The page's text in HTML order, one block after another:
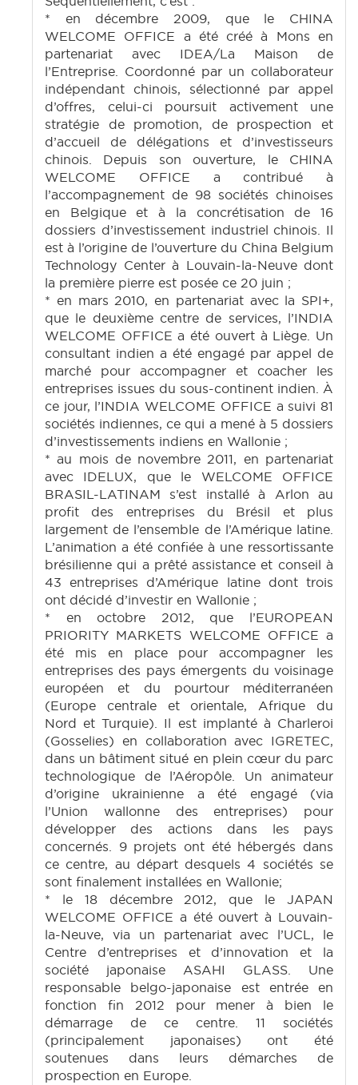
* en décembre 2009, que le CHINA
WELCOME OFFICE a été créé à Mons en
partenariat avec IDEA/La Maison de
l’Entreprise. Coordonné par un collaborateur
indépendant chinois, sélectionné par appel
d’offres, celui-ci poursuit activement une
stratégie de promotion, de prospection et
d’accueil de délégations et d’investisseurs
chinois. Depuis son ouverture, le CHINA
WELCOME OFFICE a contribué à
l’accompagnement de 98 sociétés chinoises
en Belgique et à la concrétisation de 16
dossiers d’investissement industriel chinois. Il
est à l’origine de l’ouverture du China Belgium
Technology Center à Louvain-la-Neuve dont
la première pierre est posée ce 20 juin ;
* en mars 2010, en partenariat avec la SPI+,
que le deuxième centre de services, l’INDIA
WELCOME OFFICE a été ouvert à Liège. Un
consultant indien a été engagé par appel de
marché pour accompagner et coacher les
entreprises issues du sous-continent indien. À
ce jour, l’INDIA WELCOME OFFICE a suivi 81
sociétés indiennes, ce qui a mené à 5 dossiers
d’investissements indiens en Wallonie ;
* au mois de novembre 2011, en partenariat
avec IDELUX, que le WELCOME OFFICE
BRASIL-LATINAM s’est installé à Arlon au
profit des entreprises du Brésil et plus
largement de l’ensemble de l’Amérique latine.
L’animation a été confiée à une ressortissante
brésilienne qui a prêté assistance et conseil à
43 entreprises d’Amérique latine dont trois
ont décidé d’investir en Wallonie ;
* en octobre 2012, que l’EUROPEAN
PRIORITY MARKETS WELCOME OFFICE a
été mis en place pour accompagner les
entreprises des pays émergents du voisinage
européen et du pourtour méditerranéen
(Europe centrale et orientale, Afrique du
Nord et Turquie). Il est implanté à Charleroi
(Gosselies) en collaboration avec IGRETEC,
dans un bâtiment situé en plein cœur du parc
technologique de l’Aéropôle. Un animateur
d’origine ukrainienne a été engagé (via
l’Union wallonne des entreprises) pour
développer des actions dans les pays
concernés. 9 projets ont été hébergés dans
ce centre, au départ desquels 4 sociétés se
sont finalement installées en Wallonie;
* le 18 décembre 2012, que le JAPAN
WELCOME OFFICE a été ouvert à Louvain-
la-Neuve, via un partenariat avec l’UCL, le
Centre d’entreprises et d’innovation et la
société japonaise ASAHI GLASS. Une
responsable belgo-japonaise est entrée en
fonction fin 2012 pour mener à bien le
démarrage de ce centre. 11 sociétés
(principalement japonaises) ont été
soutenues dans leurs démarches de
prospection en Europe.